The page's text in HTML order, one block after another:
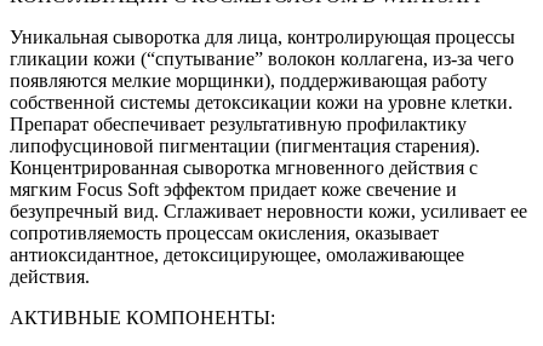
Уникальная сыворотка для лица, контролирующая процессы
гликации кожи (“спутывание” волокон коллагена, из-за чего
появляются мелкие морщинки), поддерживающая работу
собственной системы детоксикации кожи на уровне клетки.
Препарат обеспечивает результативную профилактику
липофусциновой пигментации (пигментация старения).
Концентрированная сыворотка мгновенного действия с
мягким Focus Soft эффектом придает коже свечение и
безупречный вид. Сглаживает неровности кожи, усиливает ее
сопротивляемость процессам окисления, оказывает
антиоксидантное, детоксицирующее, омолаживающее
действия.
АКТИВНЫЕ КОМПОНЕНТЫ: